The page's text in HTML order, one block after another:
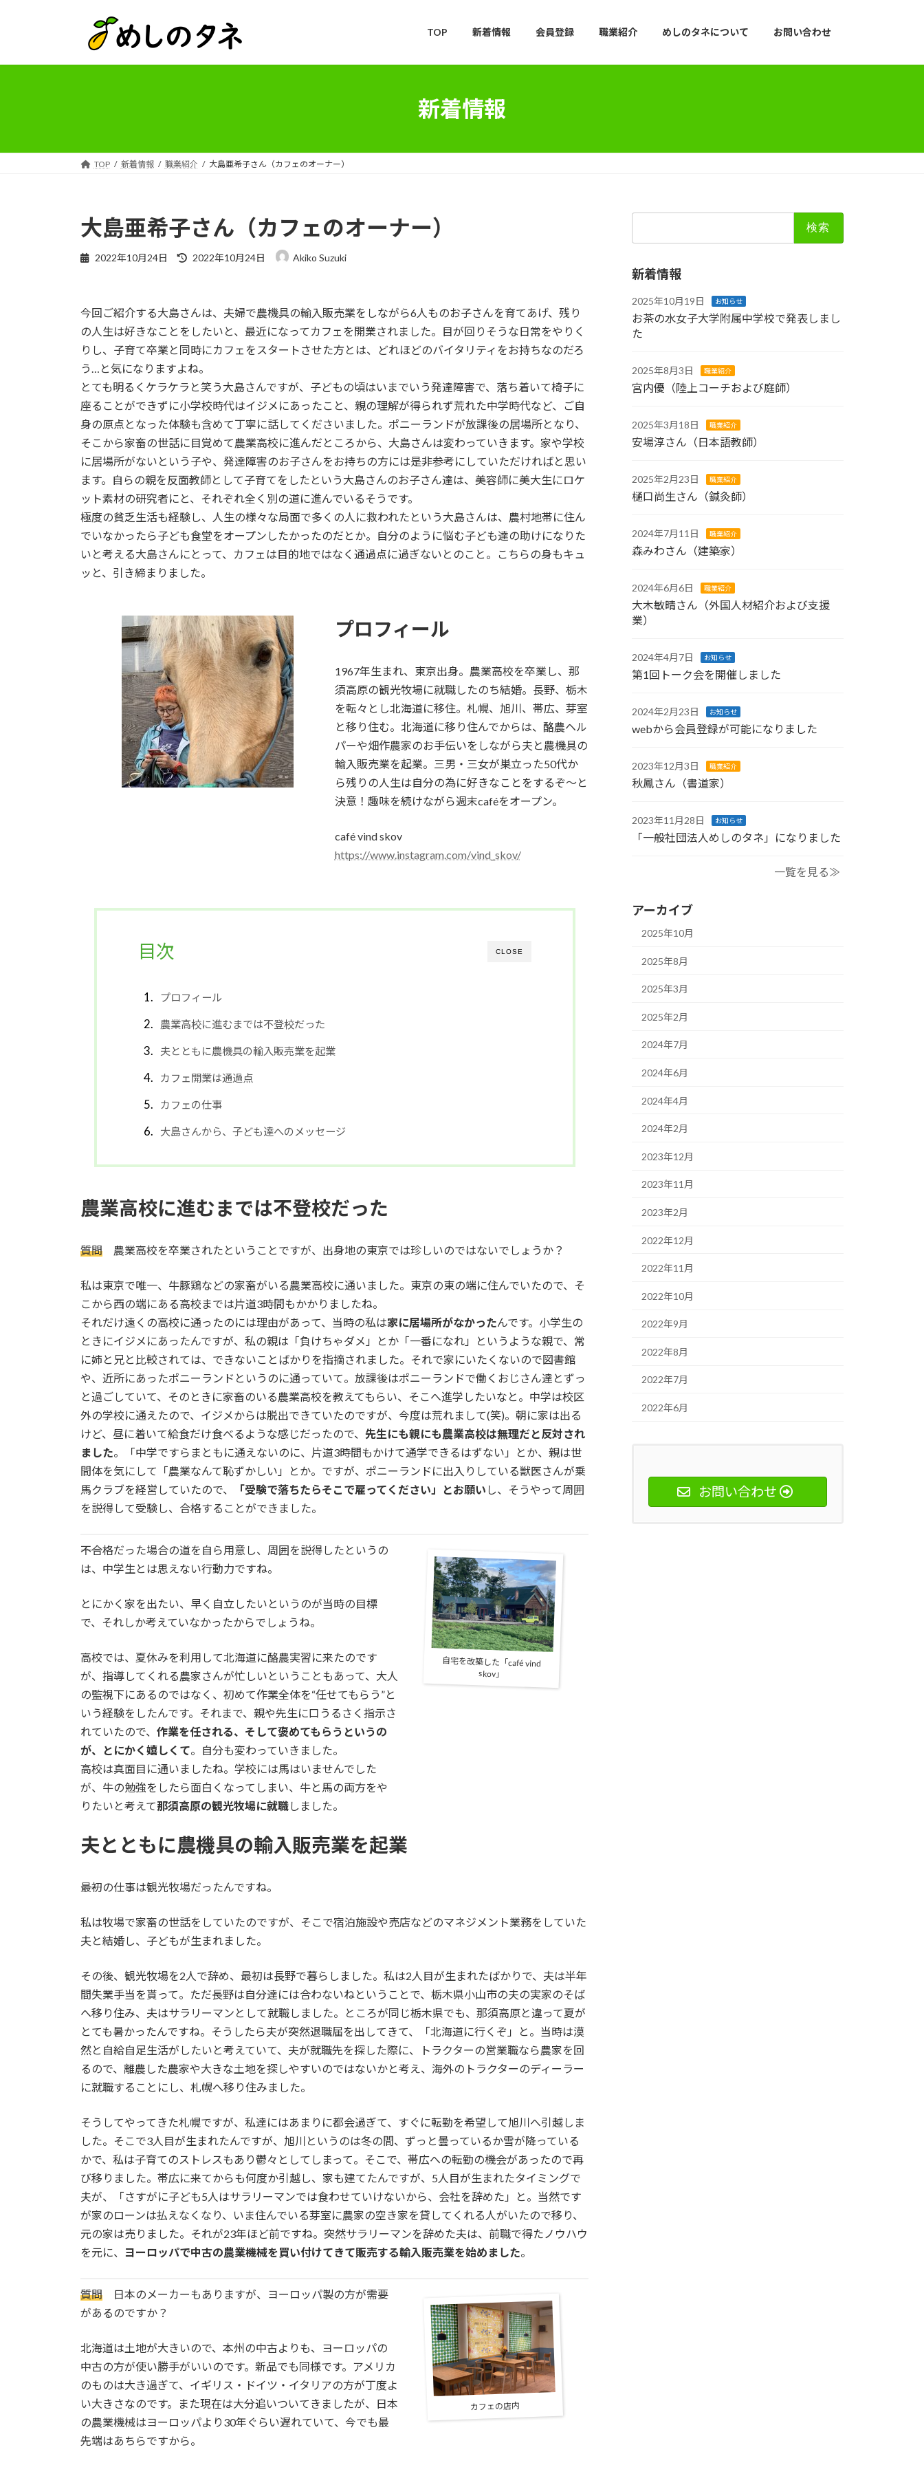
プ
動
TOP 新着情報 会員登録 職業紹介 めしのタネについて お問い合わせ
新着情報
TOP 新着情報 職業紹介 大島亜希子さん（カフェのオーナー）
大島亜希子さん（カフェのオーナー）
2022年10月24日
最
日
:
2022年10月24日 Akiko Suzuki
今回ご紹介する大島さんは、夫婦で農機具の輸入販売業をしながら6人ものお子さんを育てあげ、残り
の人生は好きなことをしたいと、最近になってカフェを開業されました。目が回りそうな日常をやりく
りし、子育て卒業と同時にカフェをスタートさせた方とは、どれほどのバイタリティをお持ちなのだろ
う…と気になりますよね。
とても明るくケラケラと笑う大島さんですが、子どもの頃はいまでいう発達障害で、落ち着いて椅子に
座ることができずに小学校時代はイジメにあったこと、親の理解が得られず荒れた中学時代など、ご自
身の原点となった体験も含めて丁寧に話してくださいました。ポニーランドが放課後の居場所となり、
そこから家畜の世話に目覚めて農業高校に進んだところから、大島さんは変わっていきます。家や学校
に居場所がないという子や、発達障害のお子さんをお持ちの方には是非参考にしていただければと思い
ます。自らの親を反面教師として子育てをしたという大島さんのお子さん達は、美容師に美大生にロケ
ット素材の研究者にと、それぞれ全く別の道に進んでいるそうです。
極度の貧乏生活も経験し、人生の様々な局面で多くの人に救われたという大島さんは、農村地帯に住ん
でいなかったら子ども食堂をオープンしたかったのだとか。自分のように悩む子ども達の助けになりた
いと考える大島さんにとって、カフェは目的地ではなく通過点に過ぎないとのこと。こちらの身もキュ
ッと、引き締まりました。
プロフィール
1967年生まれ、東京出身。農業高校を卒業し、那
須高原の観光牧場に就職したのち結婚。長野、栃木
を転々とし北海道に移住。札幌、旭川、帯広、芽室
と移り住む。北海道に移り住んでからは、酪農ヘル
パーや畑作農家のお手伝いをしながら夫と農機具の
輸入販売業を起業。三男・三女が巣立った50代か
ら残りの人生は自分の為に好きなことをするぞ〜と
決意！趣味を続けながら週末caféをオープン。
café vind skov
https://www.instagram.com/vind_skov/
CLOSE
目次
プロフィール
農業高校に進むまでは不登校だった
夫とともに農機具の輸入販売業を起業
カフェ開業は通過点
カフェの仕事
大島さんから、子ども達へのメッセージ
農業高校に進むまでは不登校だった
質問 農業高校を卒業されたということですが、出身地の東京では珍しいのではないでしょうか？
私は東京で唯一、牛豚鶏などの家畜がいる農業高校に通いました。東京の東の端に住んでいたので、そ
こから西の端にある高校までは片道3時間もかかりましたね。
それだけ遠くの高校に通ったのには理由があって、当時の私は家に居場所がなかったんです。小学生の
ときにイジメにあったんですが、私の親は「負けちゃダメ」とか「一番になれ」というような親で、常
に姉と兄と比較されては、できないことばかりを指摘されました。それで家にいたくないので図書館
や、近所にあったポニーランドというのに通っていて。放課後はポニーランドで働くおじさん達とずっ
と過ごしていて、そのときに家畜のいる農業高校を教えてもらい、そこへ進学したいなと。中学は校区
外の学校に通えたので、イジメからは脱出できていたのですが、今度は荒れまして(笑)。朝に家は出る
けど、昼に着いて給食だけ食べるような感じだったので、 先生にも親にも農業高校は無理だと反対され
ました。「中学ですらまともに通えないのに、片道3時間もかけて通学できるはずない」とか、親は世
間体を気にして「農業なんて恥ずかしい」とか。ですが、ポニーランドに出入りしている獣医さんが乗
馬クラブを経営していたので、
「受験で落ちたらそこで雇ってください」とお願い し、そうやって周囲
を説得して受験し、合格することができました。
――不合格だった場合の道を自ら用意し、周囲を説得したというの
は、中学生とは思えない行動力ですね。
とにかく家を出たい、早く自立したいというのが当時の目標
で、それしか考えていなかったからでしょうね。
高校では、夏休みを利用して北海道に酪農実習に来たのです
が、指導してくれる農家さんが忙しいということもあって、大人
の監視下にあるのではなく、初めて作業全体を“任せてもらう”と
いう経験をしたんです。それまで、親や先生に口うるさく指示さ
れていたので、 作業を任される、そして褒めてもらうというの
が、とにかく嬉しくて。自分も変わっていきました。
高校は真面目に通いましたね。学校には馬はいませんでした
が、牛の勉強をしたら面白くなってしまい、牛と馬の両方をや
りたいと考えて那須高原の観光牧場に就職しました。
自宅を改築した「café vind
skov」
夫とともに農機具の輸入販売業を起業
――最初の仕事は観光牧場だったんですね。
私は牧場で家畜の世話をしていたのですが、そこで宿泊施設や売店などのマネジメント業務をしていた
夫と結婚し、子どもが生まれました。
その後、観光牧場を2人で辞め、最初は長野で暮らしました。私は2人目が生まれたばかりで、夫は半年
間失業手当を貰って。ただ長野は自分達には合わないねということで、栃木県小山市の夫の実家のそば
へ移り住み、夫はサラリーマンとして就職しました。ところが同じ栃木県でも、那須高原と違って夏が
とても暑かったんですね。そうしたら夫が突然退職届を出してきて、「北海道に行くぞ」と。当時は漠
然と自給自足生活がしたいと考えていて、夫が就職先を探した際に、トラクターの営業職なら農家を回
るので、離農した農家や大きな土地を探しやすいのではないかと考え、海外のトラクターのディーラー
に就職することにし、札幌へ移り住みました。
そうしてやってきた札幌ですが、私達にはあまりに都会過ぎて、すぐに転勤を希望して旭川へ引越しま
した。そこで3人目が生まれたんですが、旭川というのは冬の間、ずっと曇っているか雪が降っている
かで、私は子育てのストレスもあり鬱々としてしまって。そこで、帯広への転勤の機会があったので再
び移りました。帯広に来てからも何度か引越し、家も建てたんですが、5人目が生まれたタイミングで
夫が、「さすがに子ども5人はサラリーマンでは食わせていけないから、会社を辞めた」と。当然です
が家のローンは払えなくなり、いま住んでいる芽室に農家の空き家を貸してくれる人がいたので移り、
元の家は売りました。それが23年ほど前ですね。突然サラリーマンを辞めた夫は、前職で得たノウハウ
を元に、
ヨーロッパで中古の農業機械を買い付けてきて販売する輸入販売業を始めました。
質問 日本のメーカーもありますが、ヨーロッパ製の方が需要
があるのですか？
北海道は土地が大きいので、本州の中古よりも、ヨーロッパの
中古の方が使い勝手がいいのです。新品でも同様です。アメリカ
のものは大き過ぎて、イギリス・ドイツ・イタリアの方が丁度よ
い大きさなのです。また現在は大分追いついてきましたが、日本
の農業機械はヨーロッパより30年ぐらい遅れていて、今でも最
先端はあちらですから。
カフェの店内
新着情報
2025年10月19日 お知らせ
お茶の水女子大学附属中学校で発表しまし
た
2025年8月3日 職業紹介
宮内優（陸上コーチおよび庭師）
2025年3月18日 職業紹介
安場淳さん（日本語教師）
2025年2月23日 職業紹介
樋口尚生さん（鍼灸師）
2024年7月11日 職業紹介
森みわさん（建築家）
2024年6月6日 職業紹介
大木敏晴さん（外国人材紹介および支援
業）
2024年4月7日 お知らせ
第1回トーク会を開催しました
2024年2月23日 お知らせ
webから会員登録が可能になりました
2023年12月3日 職業紹介
秋鳳さん（書道家）
2023年11月28日 お知らせ
「一般社団法人めしのタネ」になりました
一覧を見る≫
アーカイブ
2025年10月
2025年8月
2025年3月
2025年2月
2024年7月
2024年6月
2024年4月
2024年2月
2023年12月
2023年11月
2023年2月
2022年12月
2022年11月
2022年10月
2022年9月
2022年8月
2022年7月
2022年6月
お問い合わせ